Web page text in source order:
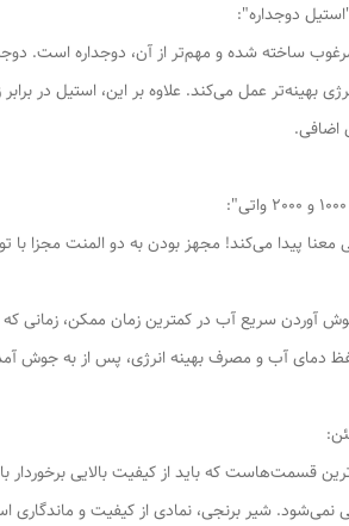
ساخته شده و مهم‌تر از آن، دوجداره است.
بهینه‌تر عمل می‌کند. علاوه بر این، استیل
اضافی.
قسمت‌هاست که باید از کیفیت بالایی
نمی‌شود. شیر برنجی، نمادی از کیفیت و ماندگاری